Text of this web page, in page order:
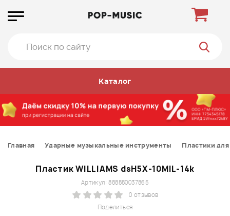
Каталог
Главная Ударные музыкальные инструменты Пластики
Пластик WILLIAMS dsH5X-10MIL-14k
Поделиться
Артикул: 888880037865
0 отзывов